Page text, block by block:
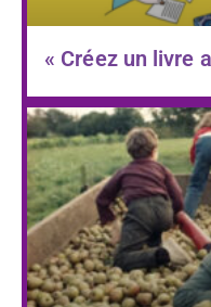
« Créez un livre